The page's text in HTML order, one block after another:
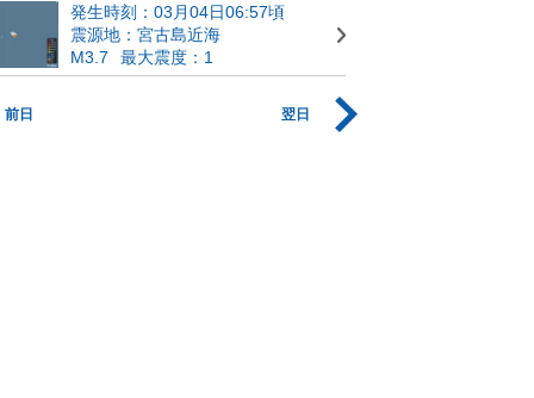
発生時刻：03月04日06:57頃
震源地：宮古島近海
M3.7
最大震度：1
前日 翌日